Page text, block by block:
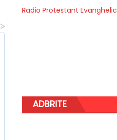
Radio Protestant Evanghelic
ADBRITE